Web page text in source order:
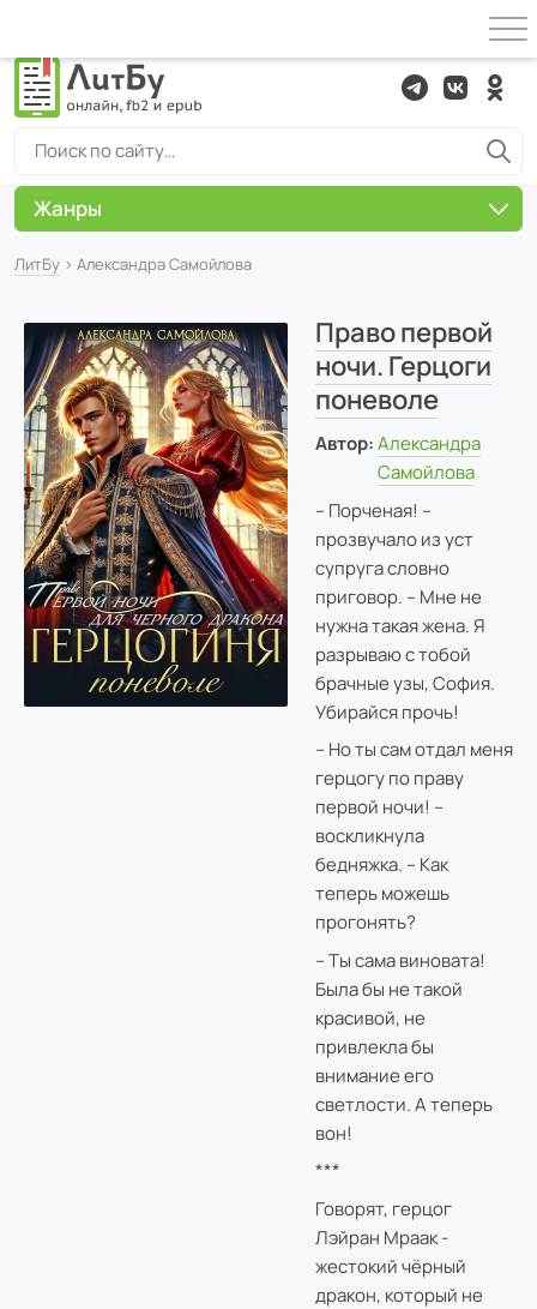
ЛитБу › Александра Самойлова
Право первой
ночи. Герцоги
поневоле
Автор: Александра
Самойлова
– Порченая! –
прозвучало из уст
супруга словно
приговор. – Мне не
нужна такая жена. Я
разрываю с тобой
брачные узы, София.
Убирайся прочь!
– Но ты сам отдал меня
герцогу по праву
первой ночи! –
воскликнула
бедняжка. – Как
теперь можешь
прогонять?
– Ты сама виновата!
Была бы не такой
красивой, не
привлекла бы
внимание его
светлости. А теперь
вон!
***
Говорят, герцог
Лэйран Мраак -
жестокий чёрный
дракон, который не
Жанры